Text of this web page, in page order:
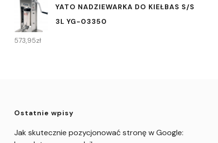
YATO NADZIEWARKA DO KIEŁBAS S/S
3L YG-03350
573,95zł
Ostatnie wpisy
Jak skutecznie pozycjonować stronę w Google: